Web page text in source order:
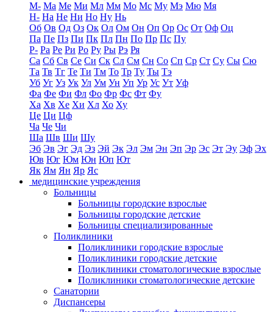
М- Ма Ме Ми Мл Мм Мо Мс Му Мэ Мю Мя
Н- На Не Ни Но Ну Нь
Об Ов Од Оз Ок Ол Ом Он Оп Ор Ос От Оф Оц
Па Пе Пз Пи Пк Пл Пн По Пр Пс Пу
Р- Ра Ре Ри Ро Ру Ры Рэ Ря
Са Сб Св Се Си Ск Сл См Сн Со Сп Ср Ст Су Сы Сю
Та Тв Тг Те Ти Тм То Тр Ту Ты Тэ
Уб Уг Уз Ук Ул Ум Ун Уп Ур Ус Ут Уф
Фа Фе Фи Фл Фо Фр Фс Фт Фу
Ха Хв Хе Хи Хл Хо Ху
Це Ци Цф
Ча Че Чи
Ша Шв Ши Шу
Эб Эв Эг Эд Эз Эй Эк Эл Эм Эн Эп Эр Эс Эт Эу Эф Эх
Юв Юг Юм Юн Юп Ют
Як Ям Ян Яр Яс
медицинские учреждения
Больницы
Больницы городские взрослые
Больницы городские детские
Больницы специализированные
Поликлиники
Поликлиники городские взрослые
Поликлиники городские детские
Поликлиники стоматологические взрослые
Поликлиники стоматологические детские
Санатории
Диспансеры